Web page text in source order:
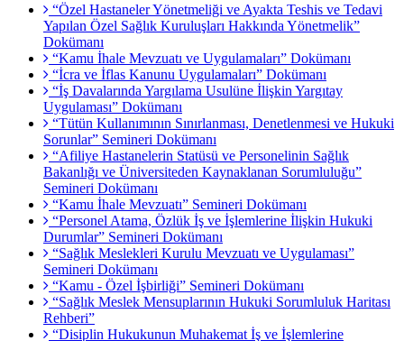
“Özel Hastaneler Yönetmeliği ve Ayakta Teshis ve Tedavi
Yapılan Özel Sağlık Kuruluşları Hakkında Yönetmelik”
Dokümanı
“Kamu İhale Mevzuatı ve Uygulamaları” Dokümanı
“İcra ve İflas Kanunu Uygulamaları” Dokümanı
“İş Davalarında Yargılama Usulüne İlişkin Yargıtay
Uygulaması” Dokümanı
“Tütün Kullanımının Sınırlanması, Denetlenmesi ve Hukuki
Sorunlar” Semineri Dokümanı
“Afiliye Hastanelerin Statüsü ve Personelinin Sağlık
Bakanlığı ve Üniversiteden Kaynaklanan Sorumluluğu”
Semineri Dokümanı
“Kamu İhale Mevzuatı” Semineri Dokümanı
“Personel Atama, Özlük İş ve İşlemlerine İlişkin Hukuki
Durumlar” Semineri Dokümanı
“Sağlık Meslekleri Kurulu Mevzuatı ve Uygulaması”
Semineri Dokümanı
“Kamu - Özel İşbirliği” Semineri Dokümanı
“Sağlık Meslek Mensuplarının Hukuki Sorumluluk Haritası
Rehberi”
“Disiplin Hukukunun Muhakemat İş ve İşlemlerine